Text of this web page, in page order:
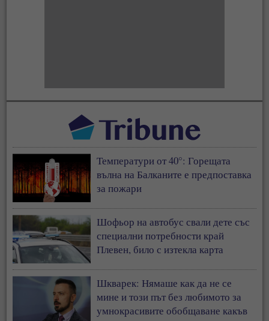
Температури от 40°: Горещата
вълна на Балканите е предпоставка
за пожари
Шофьор на автобус свали дете със
специални потребности край
Плевен, било с изтекла карта
Шкварек: Нямаше как да не се
мине и този път без любимото за
умнокрасивите обобщаване какъв